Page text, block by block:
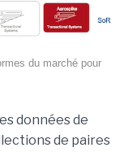
du marché pour
données de
de paires